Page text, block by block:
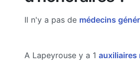
Il n'y a pas de médecins
A Lapeyrouse y a 1 auxiliaires